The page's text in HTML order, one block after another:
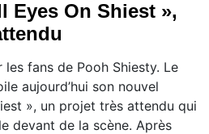
Eyes On Shiest »,
les fans de Pooh Shiesty. Le
aujourd’hui son nouvel
», un projet très attendu qui
devant de la scène. Après